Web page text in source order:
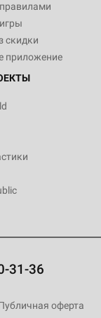
скидки
приложение
31-36
оферта